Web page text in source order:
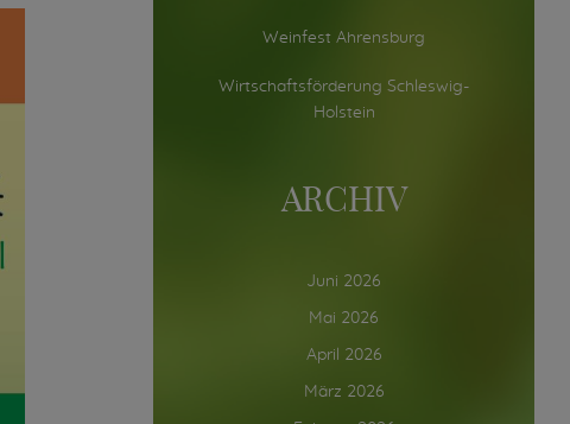
Weinfest Ahrensburg
Wirtschaftsförderung Schleswig-
Holstein
ARCHIV
Juni 2026
Mai 2026
April 2026
März 2026